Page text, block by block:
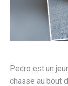
Pedro est un
chasse au bout